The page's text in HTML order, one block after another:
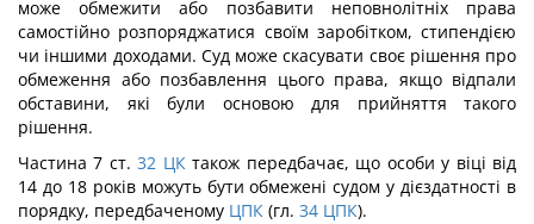
може обмежити або позбавити неповнолітніх права
самостійно розпоряджатися своїм заробітком, стипендією
чи іншими доходами. Суд може скасувати своє рішення про
обмеження або позбавлення цього права, якщо відпали
обставини, які були основою для прийняття такого
рішення.
Частина 7 ст. 32 ЦКтакож передбачає, що особи у віці від
14 до 18 років можуть бути обмежені судом у дієздатності в
порядку, передбаченому ЦПК (гл. 34 ЦПК).